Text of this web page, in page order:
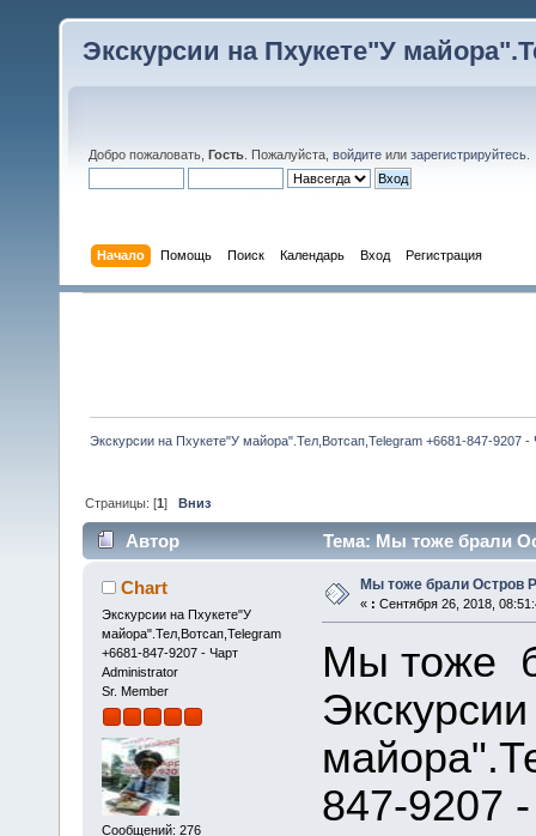
Экскурсии на Пхукете"У
Добро пожаловать, Гость . Пожалуйста, войдите или зарегистрируйтесь
Начало Помощь Поиск Календарь Вход Регистрация
Экскурсии на Пхукете"У майора".Тел,Вотсап,Telegram +6681-847-9207 -
Страницы: [1]Вниз
Автор Тема: Мы тоже брали
Chart
Экскурсии на Пхукете"У
майора".Тел,Вотсап,Telegram
+6681-847-9207 - Чарт
Administrator
Sr. Member
Сообщений: 276
Мы тоже брали Остров
« : Сентября 26, 2018,
Мы тоже
847-9207